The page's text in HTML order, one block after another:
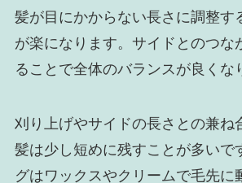
髪が目にかからない長さに調整す
が楽になります。サイドとのつな
ることで全体のバランスが良くな
刈り上げやサイドの長さとの兼ね
髪は少し短めに残すことが多いで
グはワックスやクリームで毛先に